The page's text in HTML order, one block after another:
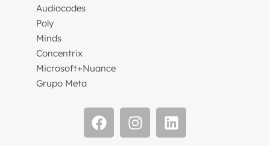
Audiocodes
Poly
Minds
Concentrix
Microsoft+Nuance
Grupo Meta